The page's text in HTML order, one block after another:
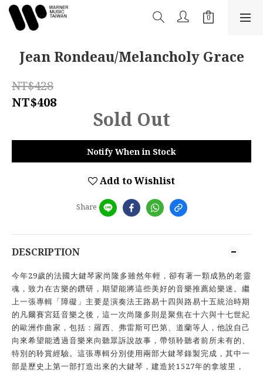
Jean Rondeau/Melancholy Grace
NT$428
NT$408
Sold Out
Notify When in Stock
Add to Wishlist
Share
DESCRIPTION
今年29歲的法國大鍵琴家尚隆多雖然年輕，卻有著一顆成熟的老靈
魂，致力在古樂的鑽研，期望能將這些美好的音樂推薦給樂迷。繼
上一張專輯「障礙」主要是演奏法王路易十四與路易十五統治時期
的凡爾賽宮廷音樂之後，這一次尚隆多則是聚焦在十六與十七世紀
的歐洲作曲家，包括：羅西、弗雷斯可巴第、道蘭等人，他說自己
向來希望能透過音樂來向聽眾訴說故事，帶領聆聽者前所未有的、
特別的聆賞經驗。這張專輯分別使用兩部大鍵琴錄製完成，其中一
部是歷史上第一部打造出來的大鍵琴，建造於1527年的拿坡里，